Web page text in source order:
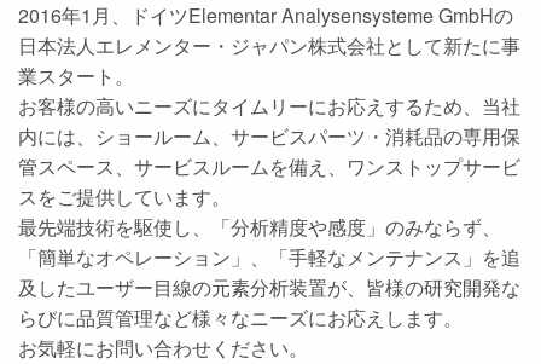
2016年1月、ドイツElementar Analysensysteme GmbHの
日本法人エレメンター・ジャパン株式会社として新たに事
業スタート。
お客様の高いニーズにタイムリーにお応えするため、当社
内には、ショールーム、サービスパーツ・消耗品の専用保
管スペース、サービスルームを備え、ワンストップサービ
スをご提供しています。
最先端技術を駆使し、「分析精度や感度」のみならず、
「簡単なオペレーション」、「手軽なメンテナンス」を追
及したユーザー目線の元素分析装置が、皆様の研究開発な
らびに品質管理など様々なニーズにお応えします。
お気軽にお問い合わせください。